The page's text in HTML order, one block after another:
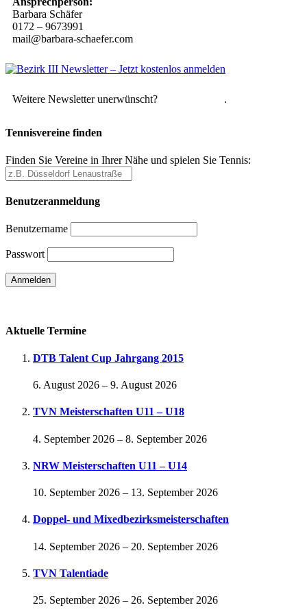
Barbara Schäfer
0172 – 9673991
mail@barbara-schaefer.com
Weitere Newsletter unerwünscht? .
Tennisvereine finden
Finden Sie Vereine in Ihrer Nähe und spielen Sie Tennis:
Benutzeranmeldung
Benutzername
Passwort
Aktuelle Termine
DTB Talent Cup Jahrgang 2015
6. August 2026 – 9. August 2026
TVN Meisterschaften U11 – U18
4. September 2026 – 8. September 2026
NRW Meisterschaften U11 – U14
10. September 2026 – 13. September 2026
Doppel- und Mixedbezirksmeisterschaften
14. September 2026 – 20. September 2026
TVN Talentiade
25. September 2026 – 26. September 2026